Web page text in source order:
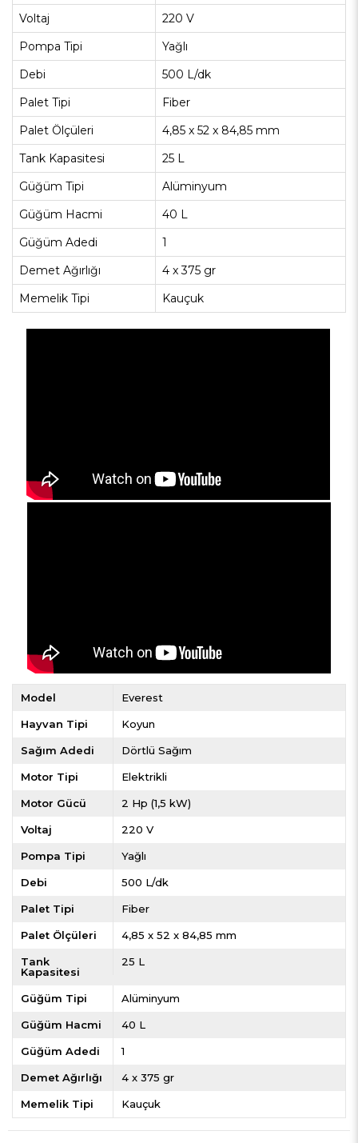
Voltaj
220 V
Pompa Tipi
Yağlı
Debi
500 L/dk
Palet Tipi
Fiber
Palet Ölçüleri
4,85 x 52 x 84,85 mm
Tank Kapasitesi
25 L
Güğüm Tipi
Alüminyum
Güğüm Hacmi
40 L
Güğüm Adedi
1
Demet Ağırlığı
4 x 375 gr
Memelik Tipi
Kauçuk
Model Everest
Hayvan Tipi Koyun
Sağım Adedi Dörtlü Sağım
Motor Tipi Elektrikli
Motor Gücü 2 Hp (1,5 kW)
Voltaj 220 V
Pompa Tipi Yağlı
Debi 500 L/dk
Palet Tipi Fiber
Palet Ölçüleri 4,85 x 52 x 84,85 mm
Tank
Kapasitesi
25 L
Güğüm Tipi Alüminyum
Güğüm Hacmi 40 L
Güğüm Adedi 1
Demet Ağırlığı 4 x 375 gr
Memelik Tipi Kauçuk